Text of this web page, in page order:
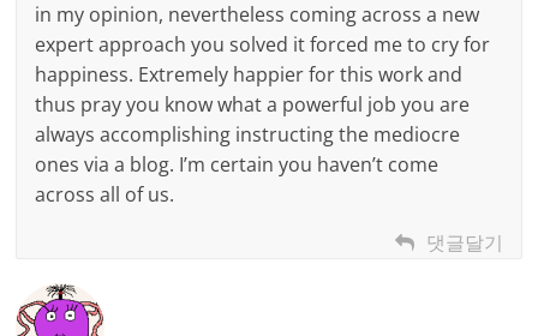
in my opinion, nevertheless coming across a new
expert approach you solved it forced me to cry for
happiness. Extremely happier for this work and
thus pray you know what a powerful job you are
always accomplishing instructing the mediocre
ones via a blog. I’m certain you haven’t come
across all of us.
댓글달기